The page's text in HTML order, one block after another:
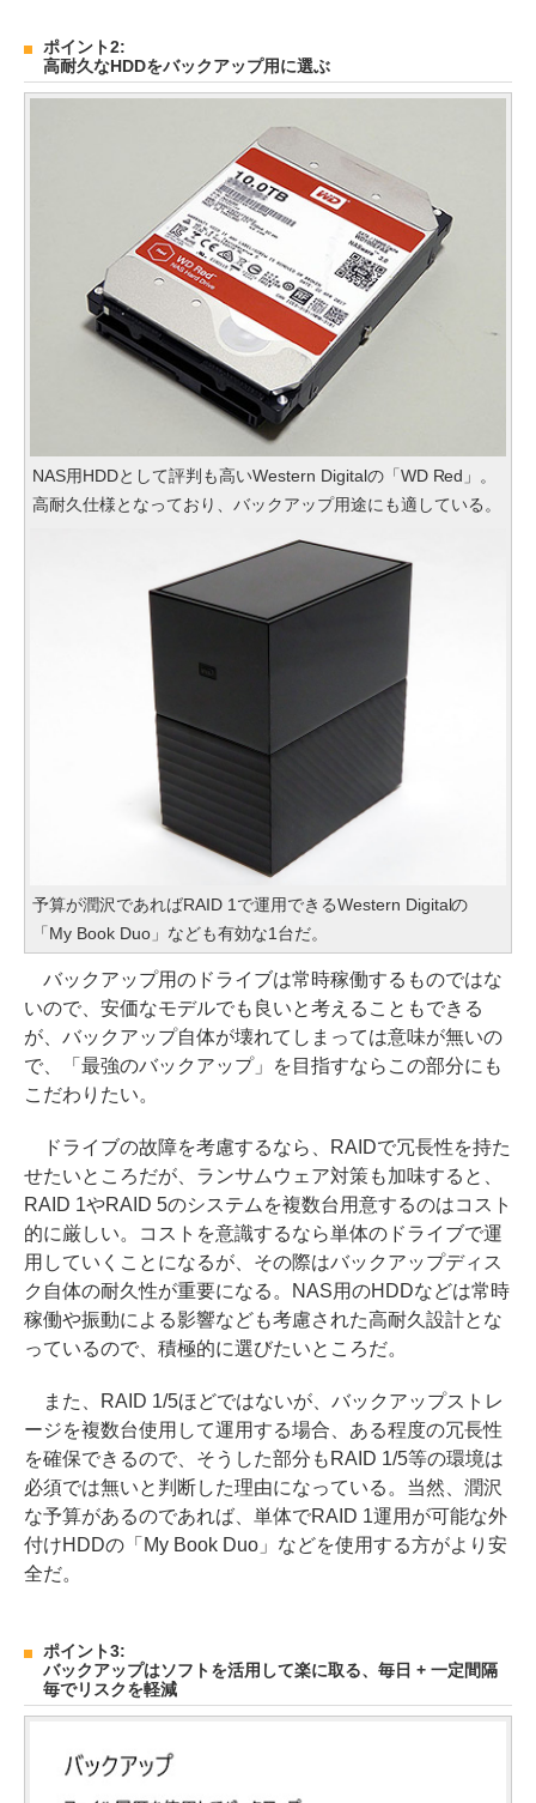
ポイント2:
高耐久なHDDをバックアップ用に選ぶ
NAS用HDDとして評判も高いWestern Digitalの「WD Red」。
高耐久仕様となっており、バックアップ用途にも適している。
予算が潤沢であればRAID 1で運用できるWestern Digitalの
「My Book Duo」なども有効な1台だ。
バックアップ用のドライブは常時稼働するものではな
いので、安価なモデルでも良いと考えることもできる
が、バックアップ自体が壊れてしまっては意味が無いの
で、「最強のバックアップ」を目指すならこの部分にも
こだわりたい。
ドライブの故障を考慮するなら、RAIDで冗長性を持た
せたいところだが、ランサムウェア対策も加味すると、
RAID 1やRAID 5のシステムを複数台用意するのはコスト
的に厳しい。コストを意識するなら単体のドライブで運
用していくことになるが、その際はバックアップディス
ク自体の耐久性が重要になる。NAS用のHDDなどは常時
稼働や振動による影響なども考慮された高耐久設計とな
っているので、積極的に選びたいところだ。
また、RAID 1/5ほどではないが、バックアップストレ
ージを複数台使用して運用する場合、ある程度の冗長性
を確保できるので、そうした部分もRAID 1/5等の環境は
必須では無いと判断した理由になっている。当然、潤沢
な予算があるのであれば、単体でRAID 1運用が可能な外
付けHDDの「My Book Duo」などを使用する方がより安
全だ。
ポイント3:
バックアップはソフトを活用して楽に取る、毎日 + 一定間隔
毎でリスクを軽減